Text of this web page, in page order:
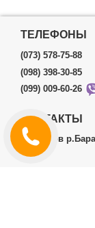
ТЕЛЕФОНЫ
(073) 578-75-88
(098) 398-30-85
(099) 009-60-26
КОНТАКТЫ
г.Харьков